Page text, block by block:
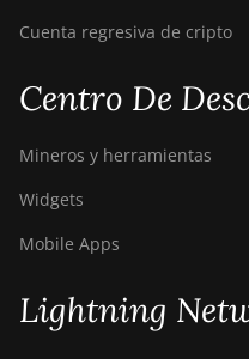
Cuenta regresiva de cripto
Centro De
Mineros y herramientas
Widgets
Mobile Apps
Lightning